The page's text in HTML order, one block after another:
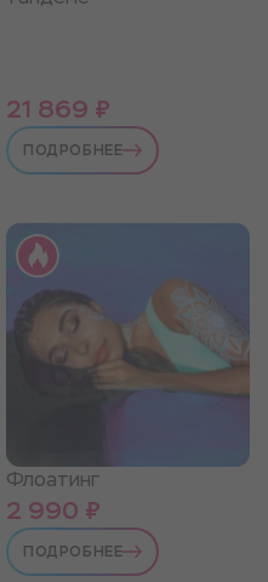
21 869 ₽
ПОДРОБНЕЕ
Флоатинг
2 990 ₽
ПОДРОБНЕЕ